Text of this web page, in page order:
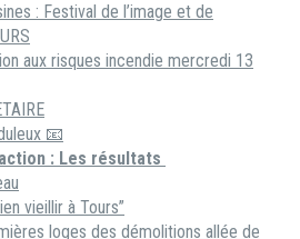
: Festival de l’image et de
aux risques incendie mercredi 13
📧
: Les résultats
vieillir à Tours”
loges des démolitions allée de